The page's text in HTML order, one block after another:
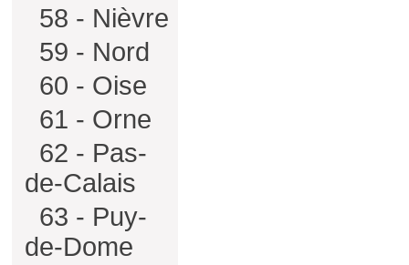
58 - Nièvre
59 - Nord
60 - Oise
61 - Orne
62 - Pas-
de-Calais
63 - Puy-
de-Dome